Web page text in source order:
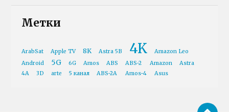
Метки
ArabSat Apple TV 8K Astra 5B 4K
Amazon Leo
Android
5G 6G Amos ABS ABS-2 Amazon
Astra
4A
3D arte 5 канал ABS-2A Amos-4 Asus